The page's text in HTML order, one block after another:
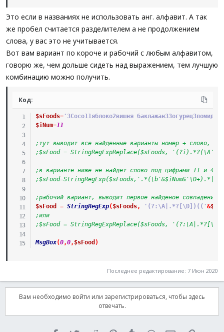
Это если в названиях не использовать анг. алфавит. А так
же пробел считается разделителем а не продолжением
слова, у вас это не учитывается.
Вот вам вариант по короче и рабочий с любым алфавитом,
говорю же, чем дольше сидеть над выражением, тем лучшую
комбинацию можно получить.
Код:
$sFoods='3Coco11яблоко2вишня
$iNum=11
;тут выводит все найденные варианты номер + слово,
;$sFood = StringRegExpReplace($sFoods,
;в варианте ниже не найдет слово под цифрами 11 и 4
;рабочий вариант, выводит первое найденое
$sFood
= StringRegExp($sFoods, '(?:\A|.*?[\D])(('&
;или
;$sFood = StringRegExpReplace($sFoods,
MsgBox(0,0, $sFood )
Последнее редактирование: 7 Июн 2020
Вам необходимо войти или зарегистрироваться, чтобы здесь
отвечать.